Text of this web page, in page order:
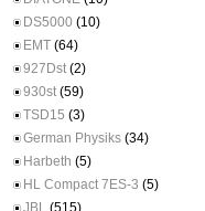
DS5000 (10)
EMT (64)
927Dst (2)
930st (59)
TSD15 (3)
German Physiks (34)
Harbeth (5)
HL Compact 7ES-3 (5)
JBL (515)